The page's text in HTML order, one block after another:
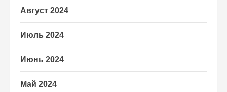
Август 2024
Июль 2024
Июнь 2024
Май 2024